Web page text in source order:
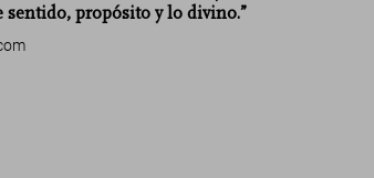
sentido, propósito y lo divino.”